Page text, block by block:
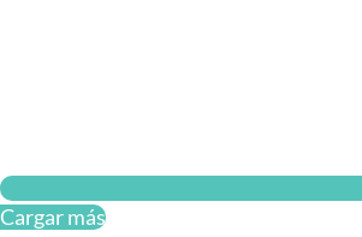
Cargar más